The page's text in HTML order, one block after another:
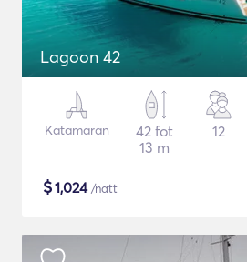
Lagoon 42
Katamaran
42 fot
13 m
12
$1,024/natt